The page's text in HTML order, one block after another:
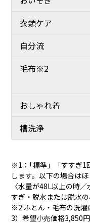
衣類ケア
自分流
毛布※2
おしゃれ着
槽洗浄
※1：｢標準」「すすぎ1
します。以下の場合は
〈水量が48L以上の時
すぎ・脱水または脱水の
※2:ふとん・毛布の洗濯
3）希望小売価格3,850